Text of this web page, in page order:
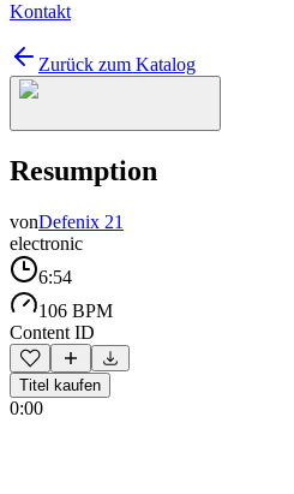
Kontakt
Zurück zum Katalog
Resumption
vonDefenix 21
electronic
6:54
106 BPM
Content ID
Titel kaufen
0:00